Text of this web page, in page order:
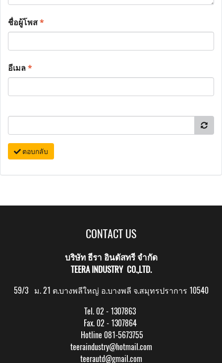
ชื่อผู้โพส*
อีเมล*
ตอบกลับ
CONTACT US
บริษัท ธีรา อินดัสทรี จำกัด
TEERA INDUSTRY CO.,LTD.
59/3 ม. 21 ต.บางพลีใหญ่ อ.บางพลี จ.สมุทรปราการ 10540
Tel. 02 - 1307863
Fax. 02 - 1307864
Hotline 081-5673755
teeraindustry@hotmail.com
teerautd@gmail.com